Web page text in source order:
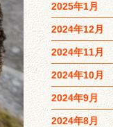
2025年1月
2024年12月
2024年11月
2024年10月
2024年9月
2024年8月